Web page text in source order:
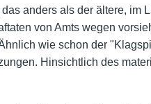
das anders als der ältere,
von Amts wegen
wie schon der
Hinsichtlich des